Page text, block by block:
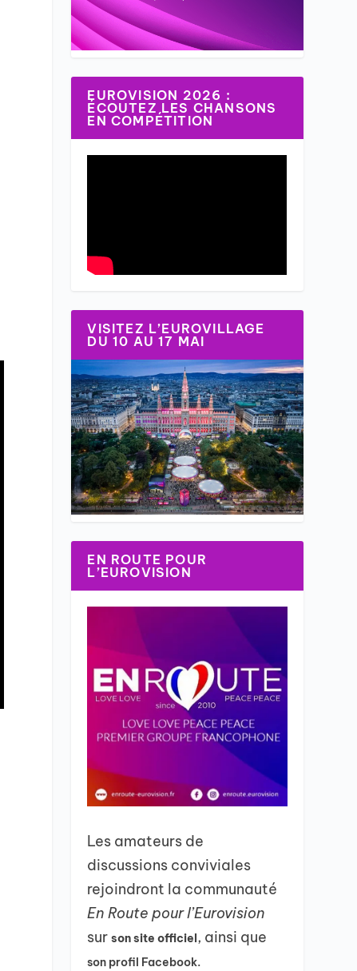
EUROVISION 2026 :
ÉCOUTEZ LES CHANSONS
EN COMPÉTITION
VISITEZ L’EUROVILLAGE
DU 10 AU 17 MAI
EN ROUTE POUR
L’EUROVISION
Les amateurs de
discussions conviviales
rejoindront la communauté
En Route pour l’Eurovision
surson site officiel, ainsi que
son profil Facebook.